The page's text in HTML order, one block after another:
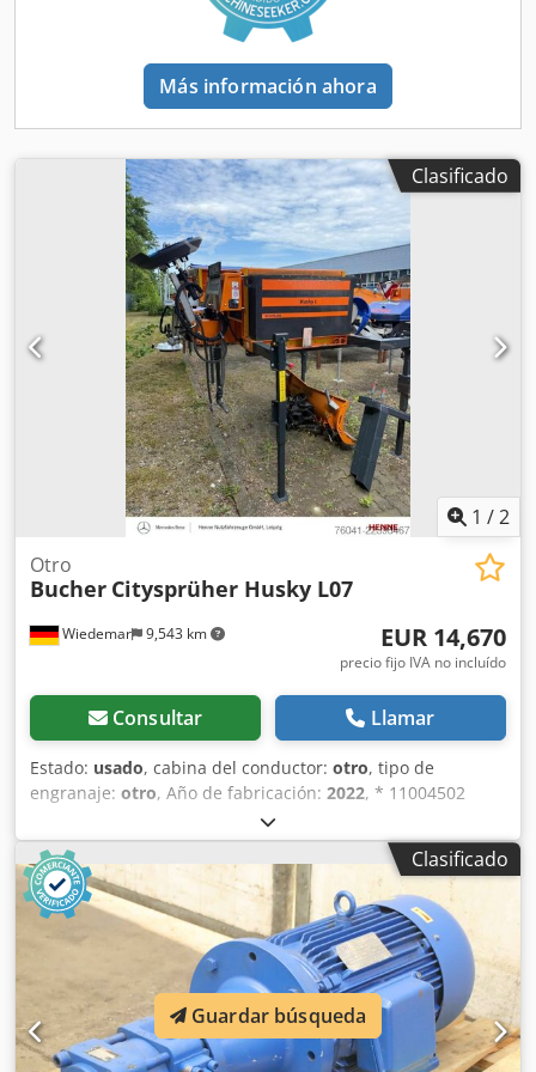
ámbar - Preparado para lanza de alta presión en la parte
trasera con grúa y enrollador de manguera - Barra de
baldeo telescópica a izquierda y derecha - Boquillas
laterales de pulverización controlables individualmente
(izquierda/derecha) - Bomba de agua: General Pump T88;
propietario Djdpfx Aajt Euxvs Tjkr ¡Reciba todos los
vehículos recién publicados por email – suscríbase a
nuestro boletín! ¡Posibles errores y omisiones, venta previa
Más información ahora
Clasificado
1 /2
Wiedemar 9,543 km
Otro
Bucher Citysprüher Husky L07
EUR 14,670
precio fijo IVA no incluído
Consultar Llamar
Estado: usado, cabina del conductor: otro, tipo de
engranaje: otro, Año de fabricación: 2022, * 11004502
Unidad de panel de control Ecosat * 11006283 Cable de
interfaz RS 232 EcoSat Mobidat * 15226 Marcador para
vehículos de servicio invernal 1180x190 mm Husky NGS V
W + 1300S * 8059624 Marcador de contorno amarillo para
contenedores Husky (6,5 m) * 11000032 Ajuste mecánico
del patrón de dispersión, 8 m, completo, montado *
11002061 Luz de advertencia giratoria LED * 8078950
Dispositivo de estacionamiento de 1 T, universal, con brazo
de 700 (juego) Dkjdpfoznvudjx Aa Tor * 8027633 Marco
adaptador Multihog CX75 para Husky (L1200 A1200),
Clasificado
Guardar búsqueda